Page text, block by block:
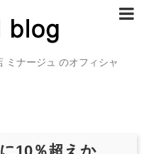
ミナージュ のオフィシャ